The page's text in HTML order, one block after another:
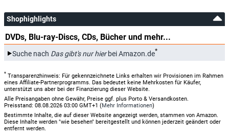
Shophighlights
DVDs, Blu-ray-Discs, CDs, Bücher und mehr...
Suche nach Das gibt's nur hierbei Amazon.de*
* Transparenzhinweis: Für gekennzeichnete Links erhalten wir Provisionen im Rahmen
eines Affiliate-Partnerprogramms. Das bedeutet keine Mehrkosten für Käufer,
unterstützt uns aber bei der Finanzierung dieser Website.
Alle Preisangaben ohne Gewähr, Preise ggf. plus Porto & Versandkosten.
Preisstand: 08.08.2026 03:00 GMT+1 (Mehr Informationen)
Bestimmte Inhalte, die auf dieser Website angezeigt werden, stammen von Amazon.
Diese Inhalte werden "wie besehen" bereitgestellt und können jederzeit geändert oder
entfernt werden.